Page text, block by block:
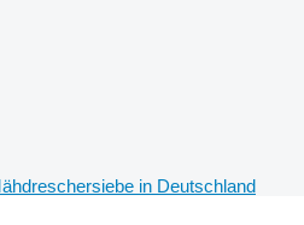
in Deutschland